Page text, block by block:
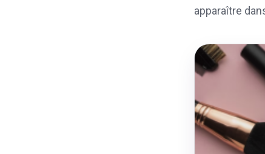
apparaître